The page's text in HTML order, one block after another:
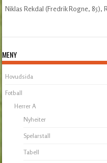
Niklas Rekdal (Fredrik Rogne, 85),
MENY
Hovudsida
Fotball
Herrer A
Nyheiter
Spelarstall
Tabell